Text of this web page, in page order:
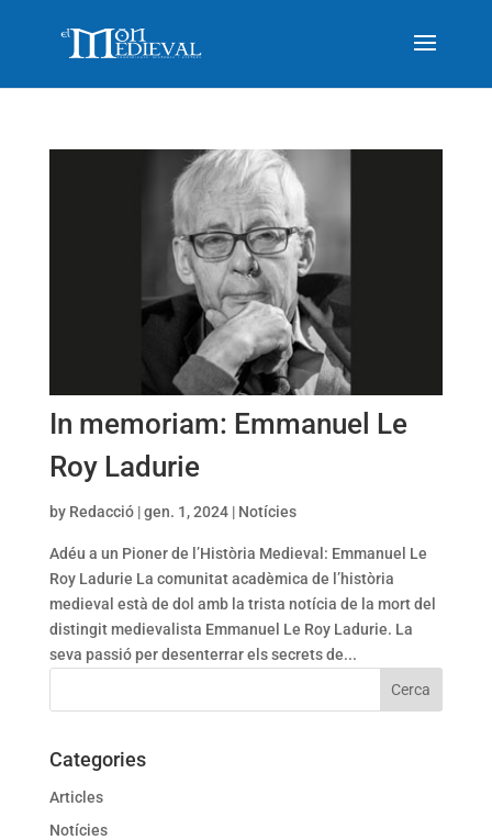
In memoriam: Emmanuel Le
Roy Ladurie
by Redacció|gen. 1, 2024| Notícies
Adéu a un Pioner de l’Història Medieval: Emmanuel Le
Roy Ladurie La comunitat acadèmica de l’història
medieval està de dol amb la trista notícia de la mort del
distingit medievalista Emmanuel Le Roy Ladurie. La
seva passió per desenterrar els secrets de...
Categories
Articles
Notícies